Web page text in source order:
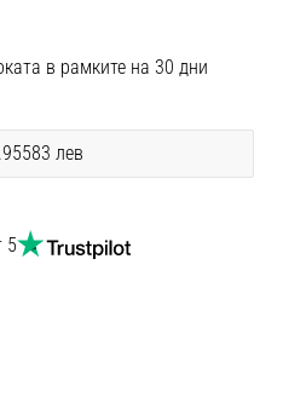
в рамките на 30 дни
лев
5